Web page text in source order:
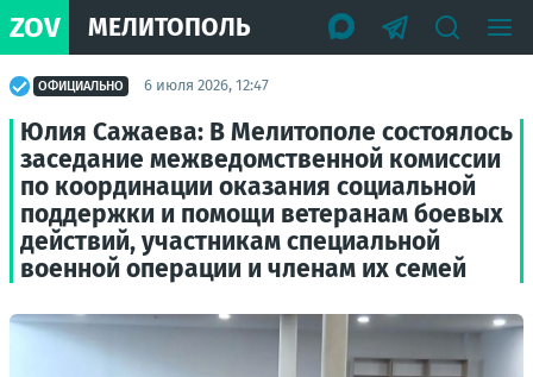
ZOV МЕЛИТОПОЛЬ
ОФИЦИАЛЬНО 6 июля 2026, 12:47
Юлия Сажаева: В Мелитополе состоялось
заседание межведомственной комиссии
по координации оказания социальной
поддержки и помощи ветеранам боевых
действий, участникам специальной
военной операции и членам их семей